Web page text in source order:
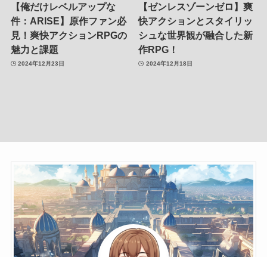
【俺だけレベルアップな
件：ARISE】原作ファン必
見！爽快アクションRPGの
魅力と課題
2024年12月23日
【ゼンレスゾーンゼロ】爽
快アクションとスタイリッ
シュな世界観が融合した新
作RPG！
2024年12月18日